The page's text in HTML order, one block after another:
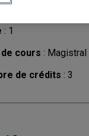
: 1
cours : Magistral
de crédits : 3